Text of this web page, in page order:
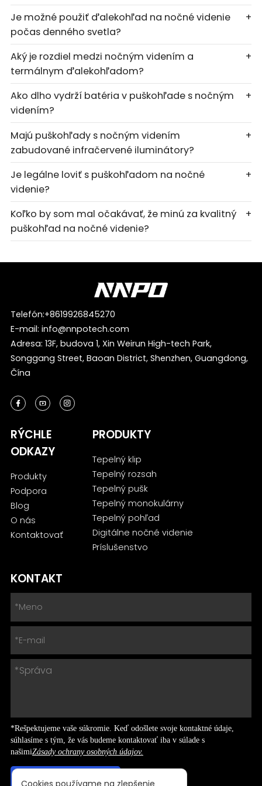
Je možné použiť ďalekohľad na nočné videnie
počas denného svetla?
+
Aký je rozdiel medzi nočným videním a
termálnym ďalekohľadom?
+
Ako dlho vydrží batéria v puškohľade s nočným
videním?
+
Majú puškohľady s nočným videním
zabudované infračervené iluminátory?
+
Je legálne loviť s puškohľadom na nočné
videnie?
+
Koľko by som mal očakávať, že minú za kvalitný
puškohľad na nočné videnie?
+
Telefón:+8619926845270
E-mail: info@nnpotech.com
Adresa: 13F, budova 1, Xin Weirun High-tech Park,
Songgang Street, Baoan District, Shenzhen, Guangdong,
Čína
RÝCHLE
ODKAZY
Produkty
Podpora
Blog
O nás
Kontaktovať
PRODUKTY
Tepelný klip
Tepelný rozsah
Tepelný pušk
Tepelný monokulárny
Tepelný pohľad
Digitálne nočné videnie
Príslušenstvo
KONTAKT
*Rešpektujeme vaše súkromie. Keď odošlete svoje kontaktné údaje,
súhlasíme s tým, že vás budeme kontaktovať iba v súlade s
našimiZásady ochrany osobných údajov.
Cookies používame na zlepšenie